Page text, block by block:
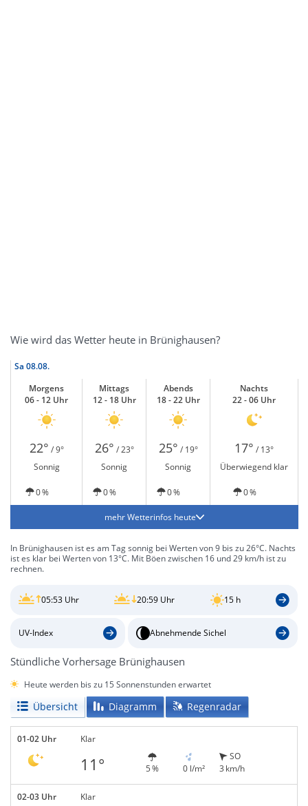
Wie wird das Wetter heute in Brünighausen?
Sa 08.08.
Morgens
06 - 12 Uhr
Mittags
12 - 18 Uhr
Abends
18 - 22 Uhr
Nachts
22 - 06 Uhr
22° / 9° 26° / 23° 25° / 19° 17° / 13°
Sonnig
Sonnig Sonnig Überwiegend klar
0 % 0 % 0 % 0 %
mehr Wetterinfos heute
In Brünighausen ist es am Tag sonnig bei Werten von 9 bis zu 26°C. Nachts
ist es klar bei Werten von 13°C. Mit Böen zwischen 16 und 29 km/h ist zu
rechnen.
05:53 Uhr 20:59 Uhr 15 h
UV-Index Abnehmende Sichel
Stündliche Vorhersage Brünighausen
Heute werden bis zu 15 Sonnenstunden erwartet
Übersicht Diagramm Regenradar
01-02 Uhr Klar
11° 5 % 0 l/m²
SO
3 km/h
02-03 Uhr Klar